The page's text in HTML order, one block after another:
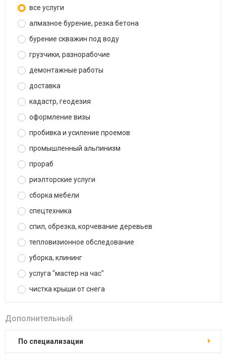
все услуги
алмазное бурение, резка бетона
бурение скважин под воду
грузчики, разнорабочие
демонтажные работы
доставка
кадастр, геодезия
оформление визы
пробивка и усиление проемов
промышленный альпинизм
прораб
риэлторские услуги
сборка мебели
спецтехника
спил, обрезка, корчевание деревьев
тепловизионное обследование
уборка, клининг
услуга "мастер на час"
чистка крыши от снега
Дополнительный
по специализации